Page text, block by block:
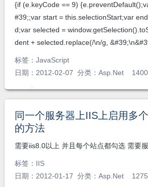
{if (e.keyCode == 9)
#39;;var start = this.selectionStart;var
d;var selected =
dent + selected.replace(/\n/g,
标签： JavaScript
日期：2012-02-07 分类： Asp.Net
同一个服务器上IIS上启用多
的方法
需要iis8.0以上 并且每个站点都勾选 需要
标签： IIS
日期：2012-01-17 分类： Asp.Net